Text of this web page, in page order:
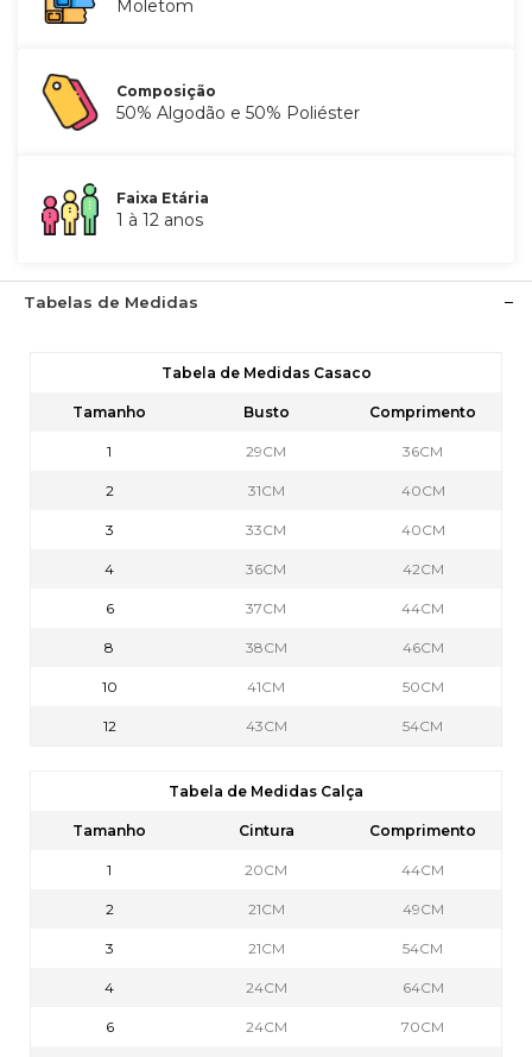
Moletom
Composição
50% Algodão e 50% Poliéster
Faixa Etária
1 à 12 anos
Tabelas de Medidas
Tabela de Medidas Casaco
Tamanho Busto Comprimento
1 29CM 36CM
2 31CM 40CM
3 33CM 40CM
4 36CM 42CM
6 37CM 44CM
8 38CM 46CM
10 41CM 50CM
12 43CM 54CM
Tabela de Medidas Calça
Tamanho Cintura Comprimento
1 20CM 44CM
2 21CM 49CM
3 21CM 54CM
4 24CM 64CM
6 24CM 70CM